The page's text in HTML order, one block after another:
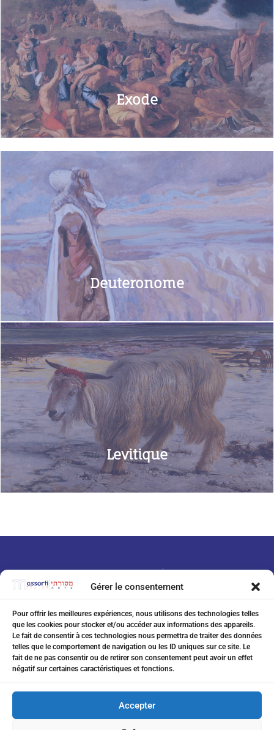
Gérer le consentement
Pour offrir les meilleures expériences, nous utilisons des technologies telles
que les cookies pour stocker et/ou accéder aux informations des appareils.
Le fait de consentir à ces technologies nous permettra de traiter des données
telles que le comportement de navigation ou les ID uniques sur ce site. Le
fait de ne pas consentir ou de retirer son consentement peut avoir un effet
négatif sur certaines caractéristiques et fonctions.
Accepter
Exode
Exode
En savoir+
Deuteronome
Deutéronome
En savoir+
Levitique
Lévitique
En savoir+
07 75 76 20 97
eitanchikli@gmail.com
17 av Shakespeare 06000 Nice